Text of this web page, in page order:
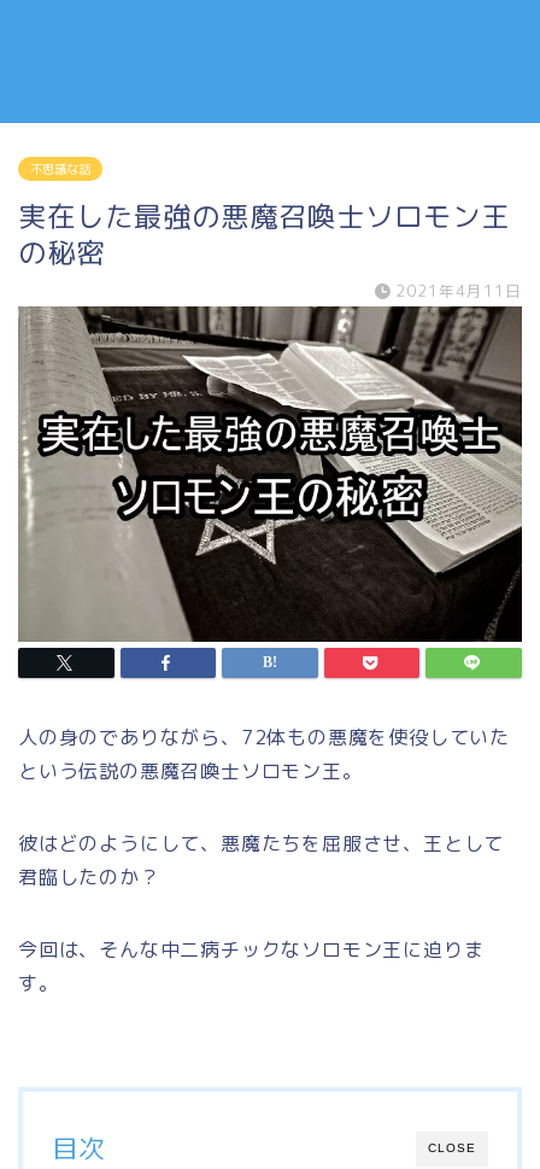
不思議な話
実在した最強の悪魔召喚士ソロモン王
の秘密
2021年4月11日
人の身のでありながら、72体もの悪魔を使役していた
という伝説の悪魔召喚士ソロモン王。
彼はどのようにして、悪魔たちを屈服させ、王として
君臨したのか？
今回は、そんな中二病チックなソロモン王に迫りま
す。
CLOSE
目次